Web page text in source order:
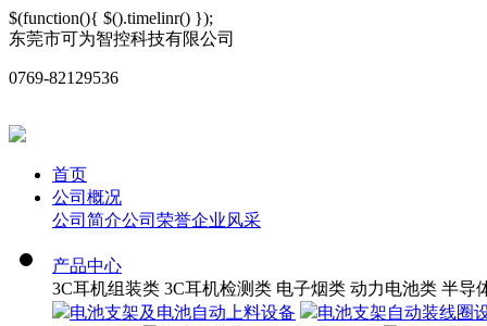
$(function(){ $().timelinr() });
东莞市可为智控科技有限公司
0769-82129536
首页
公司概况
公司简介公司荣誉企业风采
产品中心
3C耳机组装类 3C耳机检测类 电子烟类 动力电池类 半导
电池支架及电池自动上料设备
电池支架自动装线圈